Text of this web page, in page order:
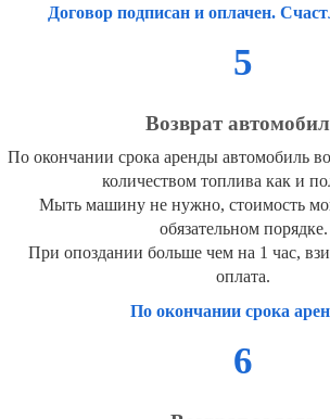
Договор подписан и оплачен.
5
Возврат
По окончании срока аренды автомобиль
количеством топлива как и
Мыть машину не нужно, стоимость
обязательном порядке.
При опоздании больше чем на 1 час,
оплата.
По окончании срока
6